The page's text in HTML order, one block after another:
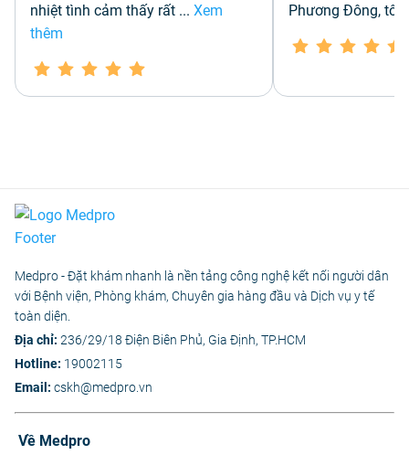
nhiệt tình cảm thấy rất ... Xem
thêm
Phương Đông, tôi
Medpro - Đặt khám nhanh là nền tảng công nghệ kết nối người dân
với Bệnh viện, Phòng khám, Chuyên gia hàng đầu và Dịch vụ y tế
toàn diện.
Địa chỉ: 236/29/18 Điện Biên Phủ, Gia Định, TP.HCM
Hotline: 19002115
Email: cskh@medpro.vn
Về Medpro